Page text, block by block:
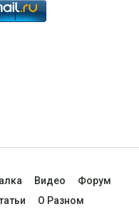
Видео
Форум
О Разном